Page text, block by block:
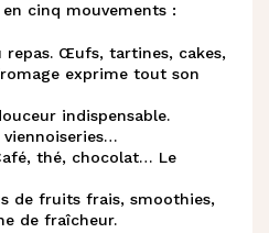
jambon et œuf
et fromage
poireaux et fromage
cinq mouvements :
repas. Œufs, tartines, cakes,
exprime tout son
indispensable.
viennoiseries…
thé, chocolat… Le
de fruits frais, smoothies,
de fraîcheur.